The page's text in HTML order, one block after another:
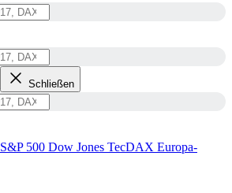
Schließen
S&P 500 Dow Jones TecDAX Europa-